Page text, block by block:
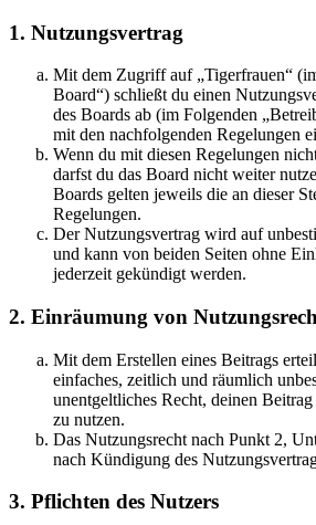
1. Nutzungsvertrag
Mit dem Zugriff auf „Tigerfrauen“
Board“) schließt du einen
des Boards ab (im Folgenden
mit den nachfolgenden Regelungen
Wenn du mit diesen Regelungen
darfst du das Board nicht weiter
Boards gelten jeweils die an dieser
Regelungen.
Der Nutzungsvertrag wird auf
und kann von beiden Seiten ohne
jederzeit gekündigt werden.
2. Einräumung von
Mit dem Erstellen eines Beitrags
einfaches, zeitlich und räumlich
unentgeltliches Recht, deinen
zu nutzen.
Das Nutzungsrecht nach Punkt 2,
nach Kündigung des
3. Pflichten des Nutzers